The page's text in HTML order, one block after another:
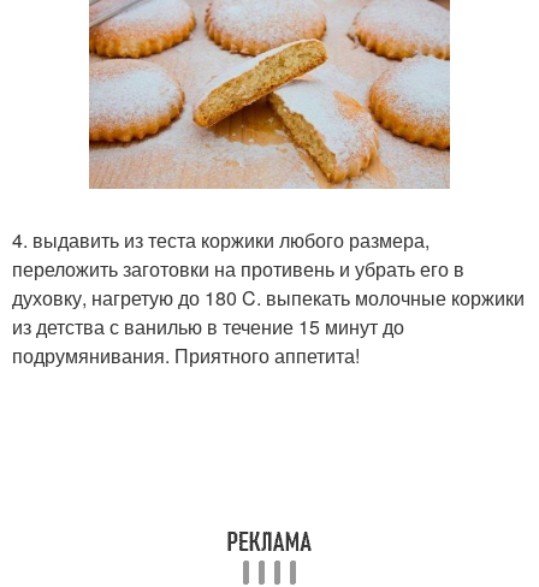
4. выдавить из теста коржики любого размера,
переложить заготовки на противень и убрать его в
духовку, нагретую до 180 C. выпекать молочные коржики
из детства с ванилью в течение 15 минут до
подрумянивания. Приятного аппетита!